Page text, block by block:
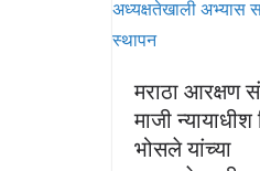
मराठा आरक्षण
माजी न्यायाधीश
भोसले यांच्या